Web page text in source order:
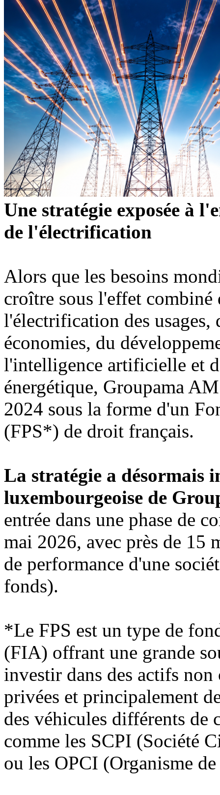
Une stratégie exposée à
de l'électrification
Alors que les besoins
croître sous l'effet combiné
l'électrification des
économies, du
l'intelligence artificielle et
énergétique, Groupama
2024 sous la forme d'un
(FPS*) de droit français.
La stratégie a désormais
luxembourgeoise de
entrée dans une phase de
mai 2026, avec près de 15
de performance d'une
fonds).
*Le FPS est un type de
(FIA) offrant une grande
investir dans des actifs non
privées et principalement
des véhicules différents de
comme les SCPI (Société
ou les OPCI (Organisme